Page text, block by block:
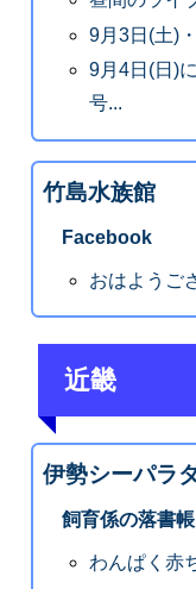
9月3日(土)
9月4日(日)
号...
竹島水族館
Facebook
おはようご
近畿
伊勢シーパラ
飼育係の落書帳
わんぱく赤